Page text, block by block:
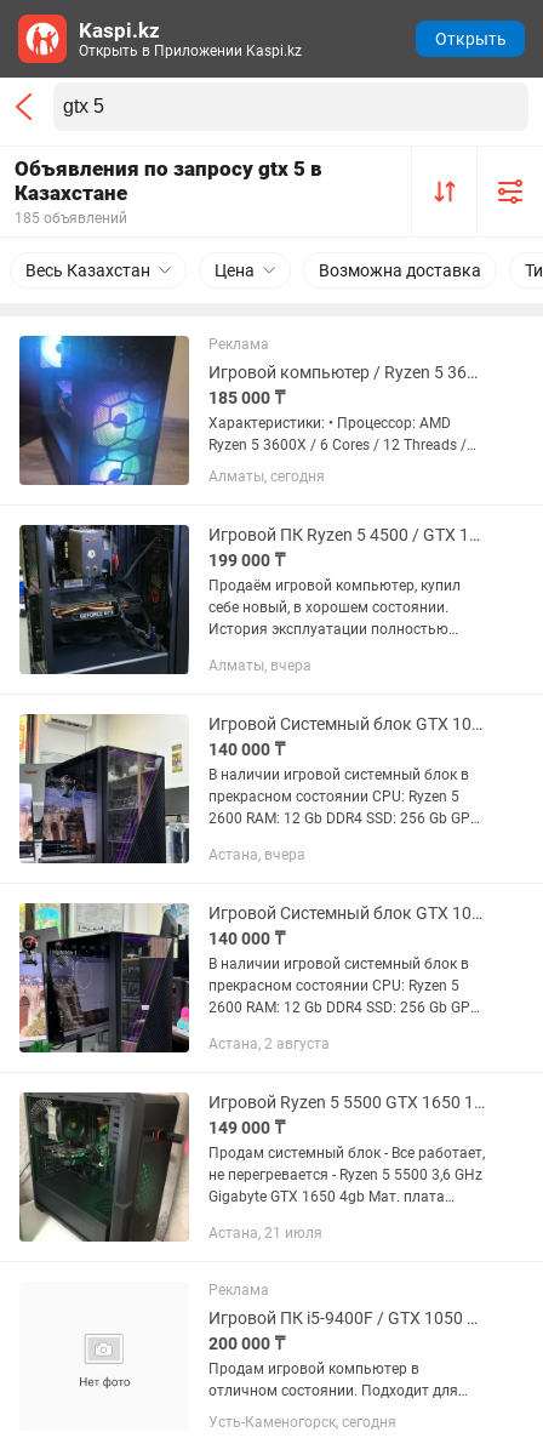
Объявления по запросу gtx 5 в
Казахстане
185 объявлений
Весь Казахстан Цена Возможна доставка
Реклама
Игровой компьютер / Ryzen 5 3600X / GTX 1650 SUPER 4GB / 16GB / SSD 1TB
185 000 ₸
Характеристики: • Процессор: AMD
Ryzen 5 3600X / 6 Cores / 12 Threads /
3.8 GHz - 4.4 GHz • Материнская карта:
Gigabyte A520M DS3H • ОЗУ: 16GB
PSD48G320081 •...
Алматы, сегодня
Игровой ПК Ryzen 5 4500 / GTX 1660 Super / 16 GB
199 000 ₸
Продаём игровой компьютер, купил
себе новый, в хорошем состоянии.
История эксплуатации полностью
майнинга и не разгонялся.
Ryzen 5 4500...
Алматы, вчера
Игровой Системный блок GTX 1060 3Gb, CPU Ryzen 5 2600, DDR4
140 000 ₸
В наличии игровой системный блок в
прекрасном состоянии CPU: Ryzen 5
2600 RAM: 12 Gb DDR4 SSD: 256 Gb GPU:
Гарантия: 1 месяц Торг неуместен.
Астана, вчера
Игровой Системный блок GTX 1060 3Gb, CPU Ryzen 5 2600, DDR4
140 000 ₸
В наличии игровой системный блок в
прекрасном состоянии CPU: Ryzen 5
2600 RAM: 12 Gb DDR4 SSD: 256 Gb GPU:
Гарантия: 1 месяц Торг неуместен.
Астана, 2 августа
Игровой Ryzen 5 5500 GTX 1650 16gb DDR4
149 000 ₸
Продам системный блок - Все работает,
не перегревается - Ryzen 5 5500 3,6 GHz
Gigabyte GTX 1650 4gb Мат. плата
AeroCool 550 Вт 16gb DDR4 2400 Mhz
Астана, 21 июля
Реклама
Игровой ПК i5-9400F / GTX 1050 Ti / 16 ГБ / SSD HDD
200 000 ₸
Продам игровой компьютер в
отличном состоянии. Подходит для
игр, работы, учебы и повседневных
Усть-Каменогорск, сегодня
Kaspi.kz
Открыть в Приложении Kaspi.kz
Открыть